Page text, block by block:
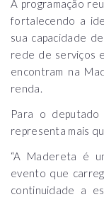
A programação
fortalecendo a
sua capacidade
rede de serviços
encontram na
renda.
Para o
representa mais
“A Madereta é
evento que
continuidade a